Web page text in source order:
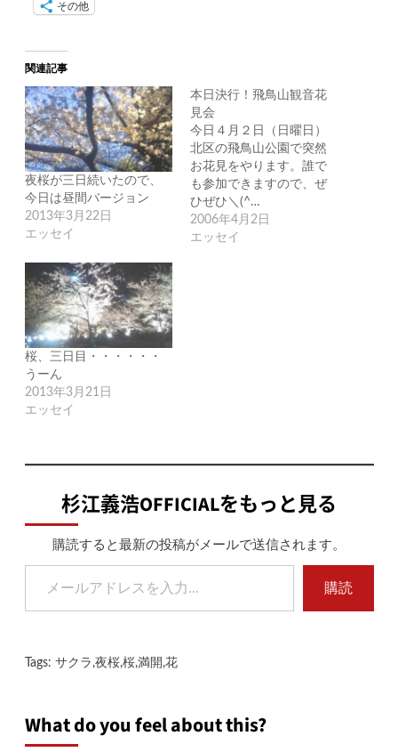
その他
関連記事
夜桜が三日続いたので、
今日は昼間バージョン
2013年3月22日
エッセイ
本日決行！飛鳥山観音花
見会
今日４月２日（日曜日）
北区の飛鳥山公園で突然
お花見をやります。誰で
も参加できますので、ぜ
ひぜひ＼(^…
2006年4月2日
エッセイ
桜、三日目・・・・・・
うーん
2013年3月21日
エッセイ
杉江義浩OFFICIALをもっと見る
購読すると最新の投稿がメールで送信されます。
メールアドレスを入力...
購読
Tags: サクラ ,夜桜,桜,満開 ,花
What do you feel about this?